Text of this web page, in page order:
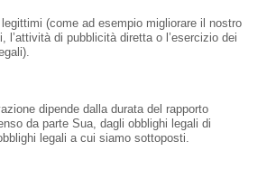
(come ad esempio migliorare il nostro
l’attività di pubblicità diretta o l’esercizio dei
dipende dalla durata del rapporto
da parte Sua, dagli obblighi legali di
legali a cui siamo sottoposti.